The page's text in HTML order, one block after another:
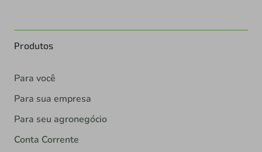
Produtos
Para você
Para sua empresa
Para seu agronegócio
Conta Corrente